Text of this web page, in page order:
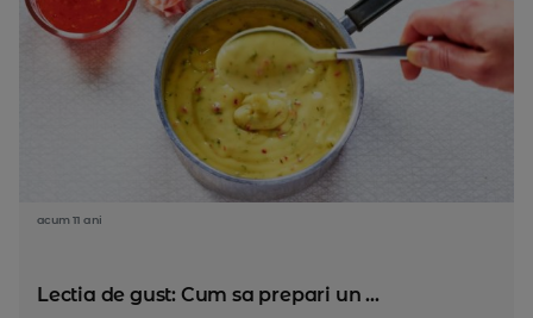
acum 11 ani
Lectia de gust: Cum sa prepari un ...